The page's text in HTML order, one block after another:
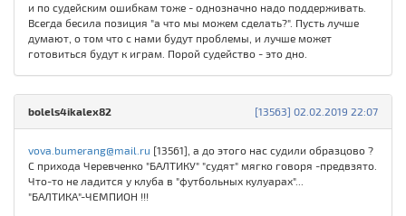
и по судейским ошибкам тоже - однозначно надо поддерживать.
Всегда бесила позиция "а что мы можем сделать?". Пусть лучше
думают, о том что с нами будут проблемы, и лучше может
готовиться будут к играм. Порой судейство - это дно.
[13563] 02.02.2019 22:07
bolels4ikalex82
vova.bumerang@mail.ru [13561], а до этого нас судили образцово ?
С прихода Черевченко "БАЛТИКУ" "судят" мягко говоря -предвзято.
Что-то не ладится у клуба в "футбольных кулуарах"...
"БАЛТИКА"-ЧЕМПИОН !!!